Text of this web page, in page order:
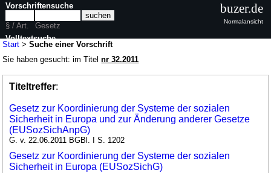
Start >Suche einer Vorschrift
Sie haben gesucht: im Titelnr 32.2011
Titeltreffer:
Gesetz zur Koordinierung der Systeme der sozialen
Sicherheit in Europa und zur Änderung anderer Gesetze
(EUSozSichAnpG)
G. v. 22.06.2011 BGBl. I S. 1202
Gesetz zur Koordinierung der Systeme der sozialen
Sicherheit in Europa (EUSozSichG)
Vorschriftensuche
§ / Art.
Gesetz
Volltextsuche
buzer.de
Normalansicht